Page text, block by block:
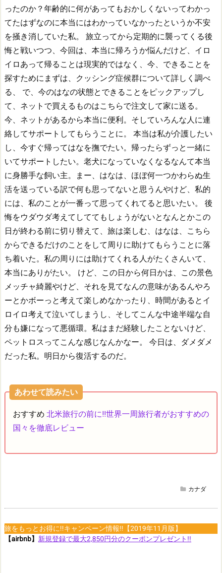
ったのか？年齢的に何があってもおかしくないってわかっ
てたはずなのに本当にはわかっていなかったというか不安
を掻き消していた私。
旅立ってから定期的に襲ってくる後
悔と戦いつつ、今回は、本当に帰ろうか悩んだけど、イロ
イロあって帰ることは現実的ではなく、今、できることを
探すためにまずは、クッシング症候群について詳しく調べ
る、
で、今のはなの状態とできることをピックアップし
て、ネットで買えるものはこちらで注文して家に送る。
今、ネットがあるから本当に便利。そしていろんな人に連
絡してサポートしてもらうことに。
本当は私が介護したい
し、今すぐ帰ってはなを撫でたい。帰ったらずっと一緒に
いてサポートしたい。老犬になっていなくなるなんて本当
に身勝手な飼い主。まー、はなは、ほぼ何一つかわらぬ生
活を送っている訳で何も思ってないと思うんやけど、私的
には、私のことが一番って思ってくれてると思いたい。
後
悔をウダウダ考えてしててもしょうがないとなんとかこの
日が終わる前に切り替えて、旅は楽しむ、はなは、こちら
からできるだけのことをして周りに助けてもらうことに落
ち着いた。私の周りには助けてくれる人がたくさんいて、
本当にありがたい。
けど、この日から何日かは、この景色
メッチャ綺麗やけど、それを見てなんの意味があるんやろ
ーとかボーっと考えて楽しめなかったり、時間があるとイ
ロイロ考えて泣いてしまうし、そしてこんな中途半端な自
分も嫌になって悪循環。私はまだ経験したことないけど、
ペットロスってこんな感じなんかなー。
今日は、ダメダメ
だった私。明日から復活するのだ。
あわせて読みたい
おすすめ 北米旅行の前に!!世界一周旅行者がおすすめの
国々を徹底レビュー
カナダ
旅をもっとお得に!!キャンペーン情報!!【2019年11月版】
【airbnb】 新規登録で最大2,850円分のクーポンプレゼント!!